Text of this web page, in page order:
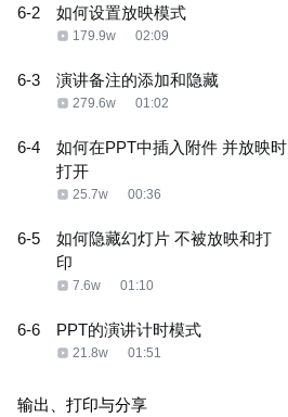
6-2 如何设置放映模式
179.9w 02:09
6-3 演讲备注的添加和隐藏
279.6w 01:02
6-4
如何在PPT中插入附件 并放映时
打开
25.7w 00:36
6-5
如何隐藏幻灯片 不被放映和打
印
7.6w 01:10
6-6 PPT的演讲计时模式
21.8w 01:51
输出、打印与分享